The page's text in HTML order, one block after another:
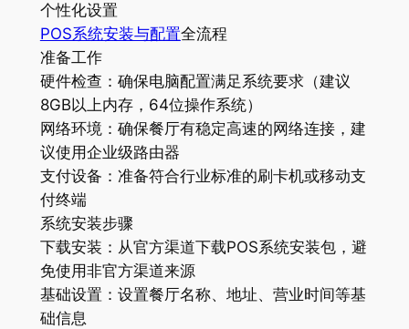
个性化设置
POS系统安装与配置全流程
准备工作
硬件检查：确保电脑配置满足系统要求（建议
8GB以上内存，64位操作系统）
网络环境：确保餐厅有稳定高速的网络连接，建
议使用企业级路由器
支付设备：准备符合行业标准的刷卡机或移动支
付终端
系统安装步骤
下载安装：从官方渠道下载POS系统安装包，避
免使用非官方渠道来源
基础设置：设置餐厅名称、地址、营业时间等基
础信息